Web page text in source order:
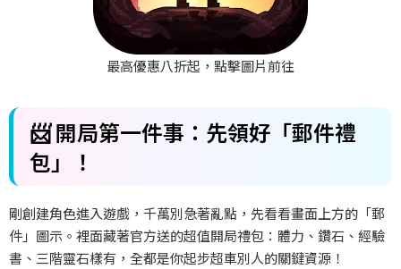
最高優惠八折起，點擊圖片前往
📨 開局第一件事：先領好「郵件禮
包」！
剛創建角色進入遊戲，千萬別急著亂點，先看看畫面上方的「郵
件」圖示。裡面藏著官方送的超值開局禮包：體力、鑽石、經驗
書、三階靈石樣有，全都是你起步超車別人的關鍵資源！